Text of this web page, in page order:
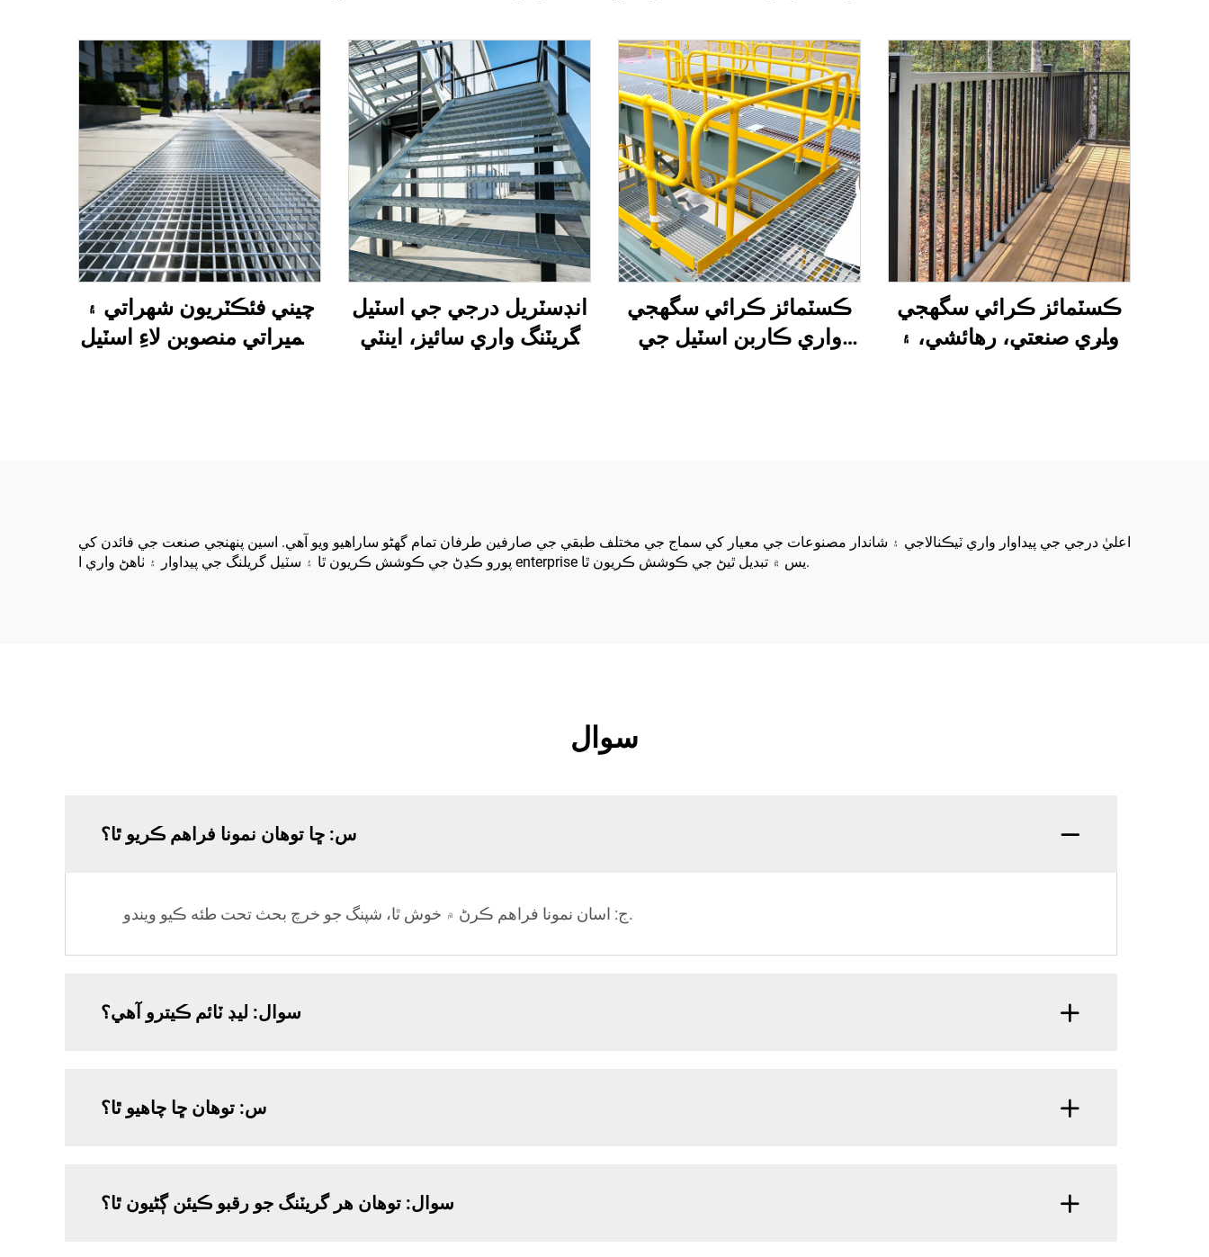
چيني فئڪٽريون شهراتي ۽
تعميراتي منصوبن لاءِ اسٽيل
انڊسٽريل درجي جي اسٽيل
گريٽنگ واري سائيز، اينٽي
ڪسٽمائز ڪرائي سگھجي
واري ڪاربن اسٽيل جي
ڪسٽمائز ڪرائي سگھجي
واري صنعتي، رهائشي، ۽
اعليٰ درجي جي پيداوار واري ٽيڪنالاجي ۽ شاندار مصنوعات جي معيار کي سماج جي مختلف طبقي جي صارفين طرفان تمام گهڻو ساراهيو ويو آهي. اسين پنهنجي صنعت جي فائدن کي
پورو ڪڍڻ جي ڪوشش ڪريون ٿا ۽ سٽيل گريلنگ جي پيداوار ۽ ٺاهڻ واري ا enterprise يس ۾ تبديل ٿيڻ جي ڪوشش ڪريون ٿا.
سوال
س: ڇا توهان نمونا فراهم ڪريو ٿا؟
ج: اسان نمونا فراهم ڪرڻ ۾ خوش ٿا، شپنگ جو خرچ بحث تحت طئه ڪيو ويندو.
سوال: ليڊ ٽائم ڪيترو آهي؟
س: توهان ڇا چاهيو ٿا؟
سوال: توهان هر گريٽنگ جو رقبو ڪيئن ڳڻيون ٿا؟